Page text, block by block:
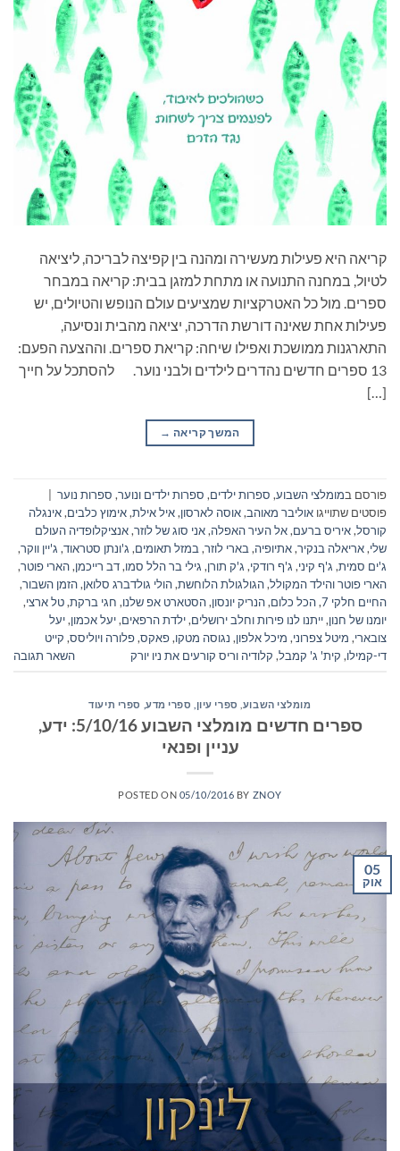
קריאה היא פעילות מעשירה ומהנה בין קפיצה לבריכה, ליציאה
לטיול, במחנה התנועה או מתחת למזגן בבית: קריאה במבחר
ספרים. מול כל האטרקציות שמציעים עולם הנופש והטיולים, יש
פעילות אחת שאינה דורשת הדרכה, יציאה מהבית ונסיעה,
התארגנות ממושכת ואפילו שיחה: קריאת ספרים. וההצעה הפעם:
13 ספרים חדשים נהדרים לילדים ולבני נוער. להסתכל על חייך
[…]
המשך קריאה →
פורסם במומלצי השבוע, ספרות ילדים, ספרות ילדים ונוער, ספרות נוער |
פוסטים שתוייגו אוליבר מאוהב,אוסה לארסון,איל אילת,אימוץ כלבים,אינגלה
קורסל,איריס ברעם,אל העיר האפלה,אני סוג של לוזר,אנציקלופדיה העולם
שלי,אריאלה בנקיר,אתיופיה, בארי לוזר, במזל תאומים, ג'ונתן סטראוד, ג'יין ווקר,
ג'ים סמית, ג'ף קיני, ג'ף רודקי, ג'ק תורן, גילי בר הלל סמו,דב רייכמן,הארי פוטר,
הארי פוטר והילד המקולל,הגולגולת הלוחשת,הולי גולדברג סלואן,הזמן השבור,
החיים חלקי 7
,הכל כלום,הנריק יונסון,הסטארט אפ שלנו, חגי ברקת,טל ארצי,
יומנו של חנון,ייתנו לנו פירות וחלב ירושלים,ילדת הרפאים,יעל אכמון,יעל
צובארי, מיטל צפרוני, מיכל אלפון, נגוסה מטקו,פאקס,פלורה ויוליסס, קייט
די-קמילו, קית' ג' קמבל, קלודיה וריס קורעים את ניו יורק השאר תגובה
מומלצי השבוע ספרי עיון, ספרי מדע, ספרי תיעוד
ספרים חדשים מומלצי השבוע 5/10/16: ידע,
עניין ופנאי
POSTED ON 05/10/2016 BY ZNOY
05
אוק